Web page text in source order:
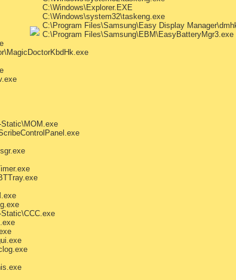
C:\Windows\Explorer.EXE
C:\Windows\system32\taskeng.exe
C:\Program Files\Samsung\Easy Display
C:\Program Files\Samsung\EBM\EasyBatteryMgr3.exe